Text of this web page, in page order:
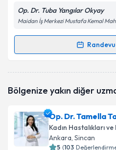
Kişisel verilerimin
Metni'ni okudum ve
kapsamda
Op. Dr. Tuba Yangılar Okyay
Maidan İş Merkezi Mustafa Kemal
Randevu Takvimi
talebi oluşturun. Size bu
bilgilendireceğiz.
E-posta Adresiniz
Bölgenize yakın diğer
Op. Dr. Tamella
Kadın Hastalıkları
Ankara, Sincan
5 (103